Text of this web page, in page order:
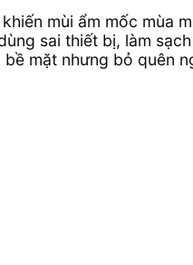
mùi ẩm mốc mùa
sai thiết bị, làm
mặt nhưng bỏ quên